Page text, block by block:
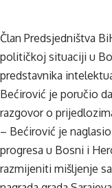
Član Predsjedništva
političkoj situaciji u
predstavnika
Bećirović je poručio
razgovor o
– Bećirović je
progresa u Bosni i
razmijeniti mišljenje